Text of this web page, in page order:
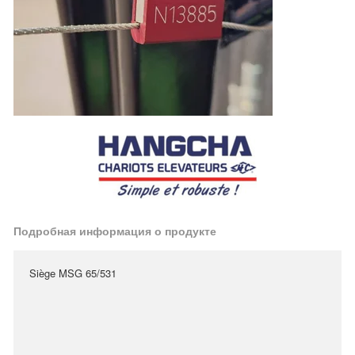
Подробная информация о продукте
Siège MSG 65/531